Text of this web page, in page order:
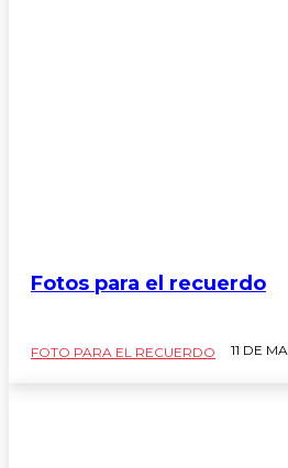
Fotos para el recuerdo
FOTO PARA EL RECUERDO 11 DE